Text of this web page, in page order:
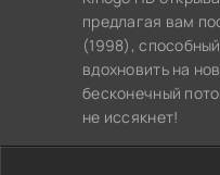
предлагая вам
(1998),
вдохновить на
бесконечный
не иссякнет!